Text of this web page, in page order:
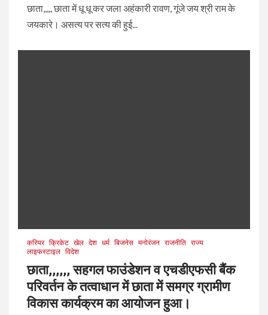
छाता,,,,, छाता में धू धू कर जला अहंकारी रावण, गूंजे जय श्री राम के
जयकारे। असत्य पर सत्य की हुई...
करियर क्रिकेट खेल देश धर्म बिजनेस मनोरंजन राजनीति राज्य
लाइफस्टाइल विदेश
छाता,,,,,, सहगल फाउंडेशन व एचडीएफसी बैंक
परिवर्तन के तत्वाधान में छाता में समग्र ग्रामीण
विकास कार्यक्रम का आयोजन हुआ।